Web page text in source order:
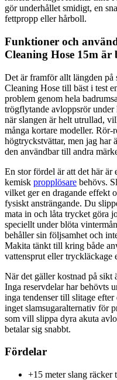
gör underhållet smidigt, en
fettpropp eller hårboll.
Funktioner och
Cleaning Hose 15m
Det är framför allt längden på
Cleaning Hose till bäst i test
problem genom hela
trögflytande avloppsrör
när slangen är helt utrullad,
många kortare modeller. Rör-
högtryckstvättar, men jag har
den användbar till andra
En stor fördel är att det här
kemisk propplösare behövs.
vilket ger en dragande effekt
fysiskt ansträngande. Du
mata in och låta trycket göra
speciellt under blöta
behåller sin följsamhet och
Makita tänkt till kring både
vattensprut eller tryckläckage
När det gäller kostnad på
Inga reservdelar har behövts
inga tendenser till slitage
inget slamsugaralternativ för
som vill slippa dyra akuta
betalar sig snabbt.
Fördelar
+15 meter slang